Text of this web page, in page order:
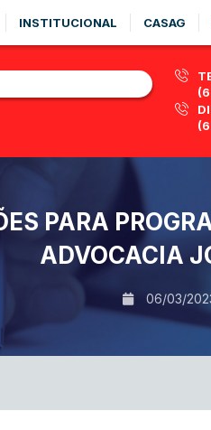
INSTITUCIONAL CASAG
PARA
ADVOCACIA
06/03/